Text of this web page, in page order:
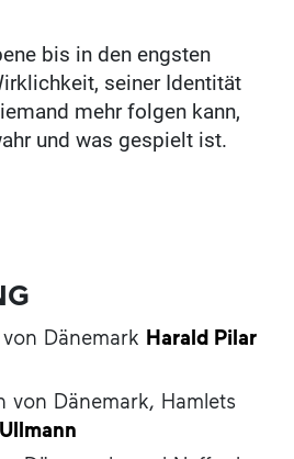
bis in den engsten
seiner Identität
mehr folgen kann,
und was gespielt ist.
Dänemark Harald Pilar
von Dänemark, Hamlets